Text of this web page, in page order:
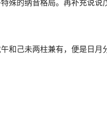
殊的纳音格局。再补充说说
和己未两柱兼有，便是日